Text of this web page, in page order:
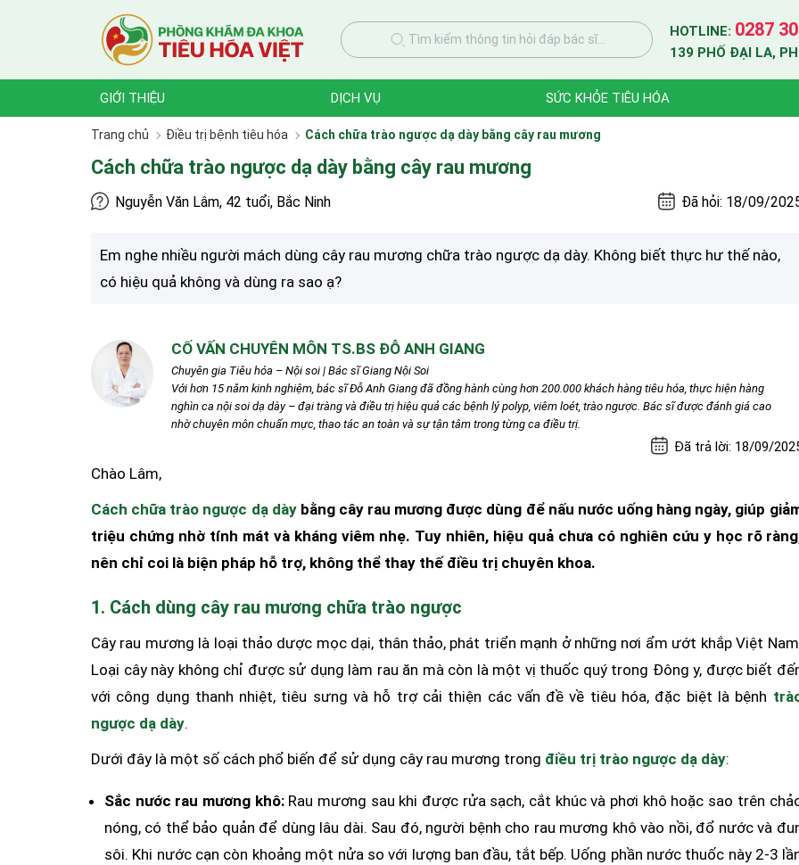
Tìm kiếm thông tin hỏi đáp bác sĩ... HOTLINE: 0287
139 PHỐ ĐẠI LA,
GIỚI THIỆU DỊCH VỤ SỨC KHỎE TIÊU HÓA
Trang chủ Điều trị bệnh tiêu hóa Cách chữa trào ngược dạ dày bằng cây rau mương
Cách chữa trào ngược dạ dày bằng cây rau mương
Nguyễn Văn Lâm, 42 tuổi, Bắc Ninh Đã hỏi: 18/09/
Em nghe nhiều người mách dùng cây rau mương chữa trào ngược dạ dày. Không biết thực hư thế nào,
có hiệu quả không và dùng ra sao ạ?
CỐ VẤN CHUYÊN MÔN TS.BS ĐỖ ANH GIANG
Chuyên gia Tiêu hóa – Nội soi | Bác sĩ Giang Nội Soi
Với hơn 15 năm kinh nghiệm, bác sĩ Đỗ Anh Giang đã đồng hành cùng hơn 200.000 khách hàng tiêu hóa, thực hiện hàng
nghìn ca nội soi dạ dày – đại tràng và điều trị hiệu quả các bệnh lý polyp, viêm loét, trào ngược. Bác sĩ được đánh giá cao
nhờ chuyên môn chuẩn mực, thao tác an toàn và sự tận tâm trong từng ca điều trị.
Đã trả lời: 18/09/
Chào Lâm,
Cách chữa trào ngược dạ dàybằng cây rau mương được dùng để nấu nước uống hàng ngày, giúp
triệu chứng nhờ tính mát và kháng viêm nhẹ. Tuy nhiên, hiệu quả chưa có nghiên cứu y học rõ
nên chỉ coi là biện pháp hỗ trợ, không thể thay thế điều trị chuyên khoa.
1. Cách dùng cây rau mương chữa trào ngược
Cây rau mương là loại thảo dược mọc dại, thân thảo, phát triển mạnh ở những nơi ẩm ướt khắp Việt
Loại cây này không chỉ được sử dụng làm rau ăn mà còn là một vị thuốc quý trong Đông y, được biết
với công dụng thanh nhiệt, tiêu sưng và hỗ trợ cải thiện các vấn đề về tiêu hóa, đặc biệt là bệnh
ngược dạ dày.
Dưới đây là một số cách phổ biến để sử dụng cây rau mương trong điều trị trào ngược dạ dày:
Sắc nước rau mương khô:Rau mương sau khi được rửa sạch, cắt khúc và phơi khô hoặc sao trên
nóng, có thể bảo quản để dùng lâu dài. Sau đó, người bệnh cho rau mương khô vào nồi, đổ nước và
sôi. Khi nước cạn còn khoảng một nửa so với lượng ban đầu, tắt bếp. Uống phần nước thuốc này 2-3